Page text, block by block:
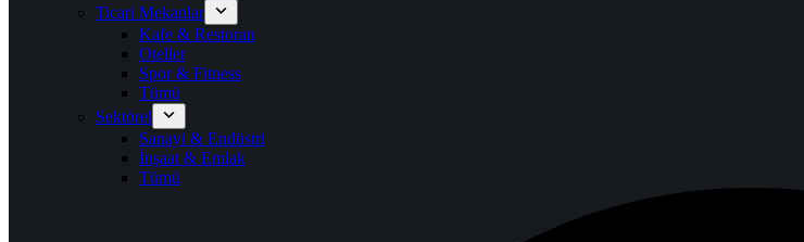
Ticari Mekanlar
Kafe & Restoran
Oteller
Spor & Fitness
Tümü
Sektörel
Sanayi & Endüstri
İnşaat & Emlak
Tümü